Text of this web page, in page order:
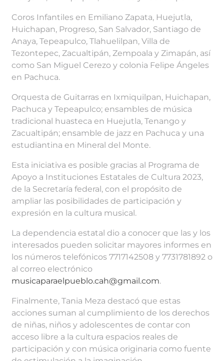
Coros Infantiles en Emiliano Zapata, Huejutla,
Huichapan, Progreso, San Salvador, Santiago de
Anaya, Tepeapulco, Tlahuelilpan, Villa de
Tezontepec, Zacualtipán, Zempoala y Zimapán, así
como San Miguel Cerezo y colonia Felipe Ángeles
en Pachuca.
Orquesta de Guitarras en Ixmiquilpan, Huichapan,
Pachuca y Tepeapulco; ensambles de música
tradicional huasteca en Huejutla, Tenango y
Zacualtipán; ensamble de jazz en Pachuca y una
estudiantina en Mineral del Monte.
Esta iniciativa es posible gracias al Programa de
Apoyo a Instituciones Estatales de Cultura 2023,
de la Secretaría federal, con el propósito de
ampliar las posibilidades de participación y
expresión en la cultura musical.
La dependencia estatal dio a conocer que las y los
interesados pueden solicitar mayores informes en
los números telefónicos 7717142508 y 7731781892 o
al correo electrónico
musicaparaelpueblo.cah@gmail.com.
Finalmente, Tania Meza destacó que estas
acciones suman al cumplimiento de los derechos
de niñas, niños y adolescentes de contar con
acceso libre a la cultura espacios reales de
participación y con música originaria como fuente